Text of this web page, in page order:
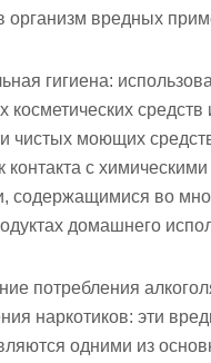
организм вредных
гигиена:
косметических средств
чистых моющих
контакта с химическими
содержащимися во
домашнего
потребления
наркотиков: эти
одними из